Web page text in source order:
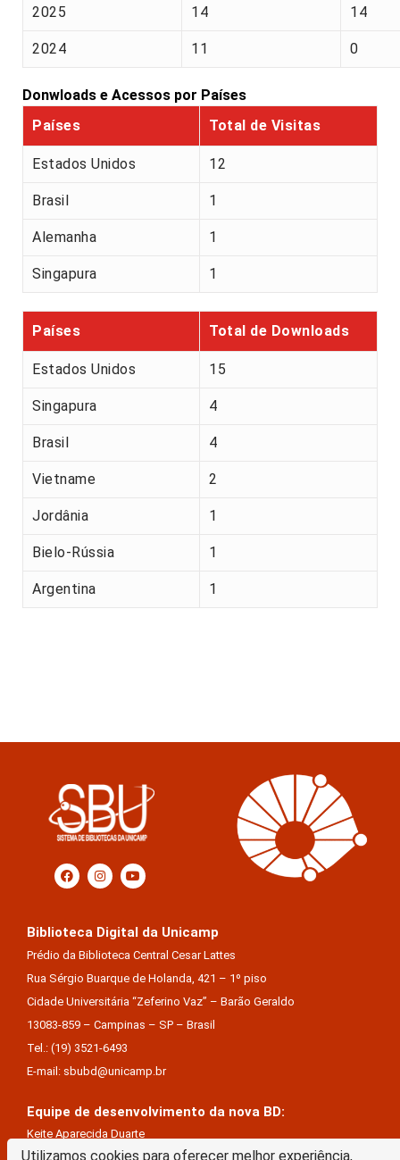
Utilizamos cookies para oferecer melhor experiência,
2025 14 14
2024 11 0
Donwloads e Acessos por Países
Países
Total de Visitas
Estados Unidos 12
Brasil 1
Alemanha 1
Singapura 1
Países Total de Downloads
Estados Unidos 15
Singapura 4
Brasil 4
Vietname 2
Jordânia 1
Bielo-Rússia 1
Argentina 1
Biblioteca Digital da Unicamp
Prédio da Biblioteca Central Cesar Lattes
Rua Sérgio Buarque de Holanda, 421 – 1º piso
Cidade Universitária “Zeferino Vaz” – Barão Geraldo
13083-859 – Campinas – SP – Brasil
Tel.: (19) 3521-6493
E-mail: sbubd@unicamp.br
Equipe de desenvolvimento da nova BD:
Keite Aparecida Duarte
Márcio Vinícius De Jesus Almeida